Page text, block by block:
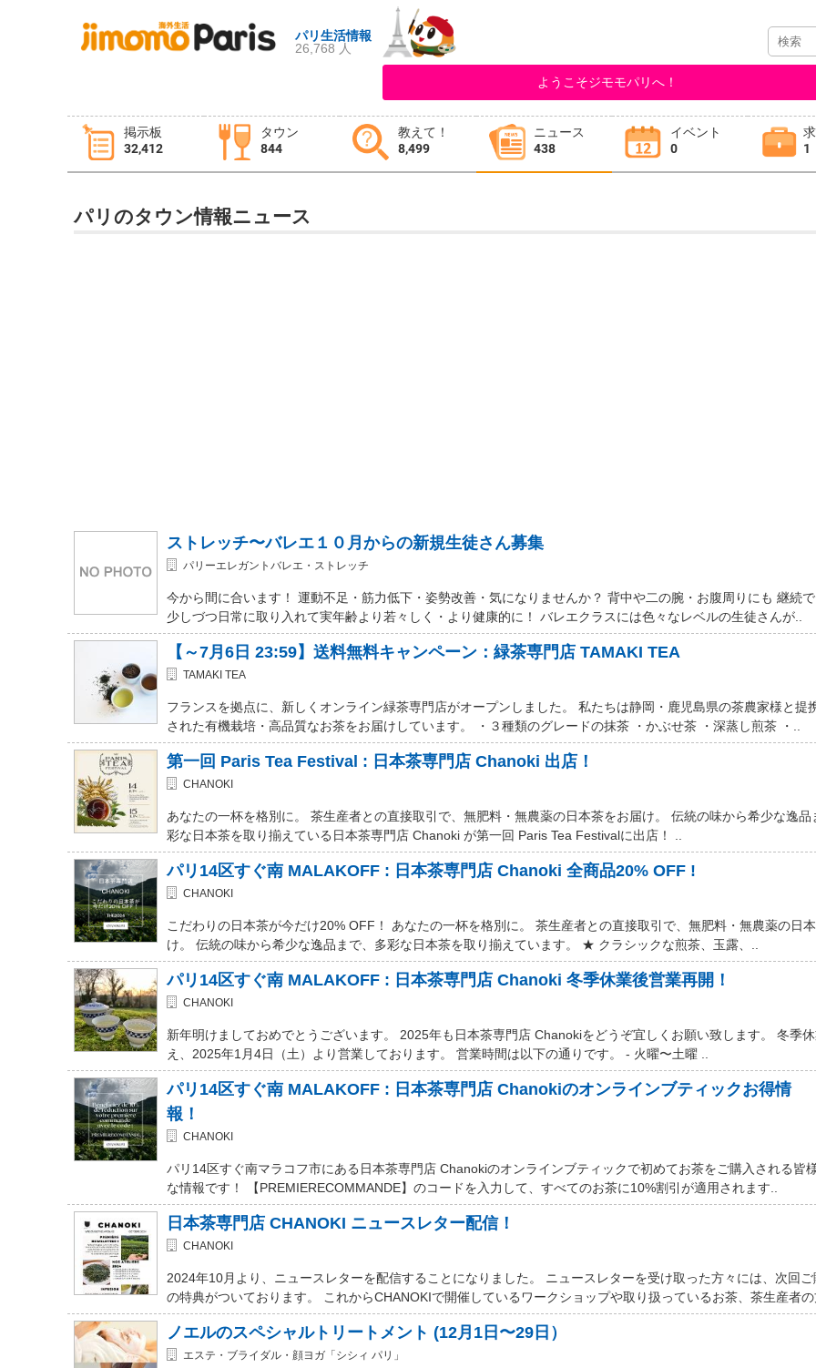
パリ生活情報
26,768 人
ようこそジモモパリへ！
掲示板
32,412
タウン
844
教えて！
8,499
ニュース
438
イベント
0
1
タウン情報
イベント 求人
パリのタウン情報ニュース
ストレッチ〜バレエ１０月からの新規生徒さん募集
パリーエレガントバレエ・ストレッチ
今から間に合います！ 運動不足・筋力低下・姿勢改善・気になりませんか？ 背中や二の腕・お腹周りにも 継続
少しづつ日常に取り入れて実年齢より若々しく・より健康的に！ バレエクラスには色々なレベルの生徒さんが..
【～7月6日 23:59】送料無料キャンペーン：緑茶専門店 TAMAKI TEA
TAMAKI TEA
フランスを拠点に、新しくオンライン緑茶専門店がオープンしました。 私たちは静岡・鹿児島県の茶農家様と提
された有機栽培・高品質なお茶をお届けしています。 ・３種類のグレードの抹茶 ・かぶせ茶 ・深蒸し煎茶 ・..
第一回 Paris Tea Festival : 日本茶専門店 Chanoki 出店！
CHANOKI
あなたの一杯を格別に。 茶生産者との直接取引で、無肥料・無農薬の日本茶をお届け。 伝統の味から希少な逸品
彩な日本茶を取り揃えている日本茶専門店 Chanoki が第一回 Paris Tea Festivalに出店！ ..
パリ14区すぐ南 MALAKOFF : 日本茶専門店 Chanoki 全商品20% OFF !
CHANOKI
こだわりの日本茶が今だけ20% OFF！ あなたの一杯を格別に。 茶生産者との直接取引で、無肥料・無農薬の日
け。 伝統の味から希少な逸品まで、多彩な日本茶を取り揃えています。 ★ クラシックな煎茶、玉露、..
パリ14区すぐ南 MALAKOFF : 日本茶専門店 Chanoki 冬季休業後営業再開！
CHANOKI
新年明けましておめでとうございます。 2025年も日本茶専門店 Chanokiをどうぞ宜しくお願い致します。 冬季
え、2025年1月4日（土）より営業しております。 営業時間は以下の通りです。 - 火曜〜土曜 ..
パリ14区すぐ南 MALAKOFF : 日本茶専門店 Chanokiのオンラインブティックお得情
報！
CHANOKI
パリ14区すぐ南マラコフ市にある日本茶専門店 Chanokiのオンラインブティックで初めてお茶をご購入される皆
な情報です！ 【PREMIERECOMMANDE】のコードを入力して、すべてのお茶に10%割引が適用されます..
日本茶専門店 CHANOKI ニュースレター配信！
CHANOKI
2024年10月より、ニュースレターを配信することになりました。 ニュースレターを受け取った方々には、次回
の特典がついております。 これからCHANOKIで開催しているワークショップや取り扱っているお茶、茶生産者
ノエルのスペシャルトリートメント (12月1日〜29日）
エステ・ブライダル・顔ヨガ「シシィ パリ」